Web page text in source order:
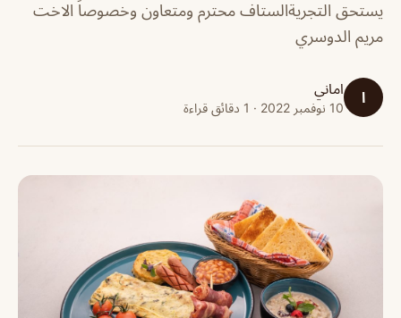
يستحق التجريةالستاف محترم ومتعاون وخصوصاً الاخت
مريم الدوسري
ا اماني
10 نوفمبر 2022 · 1 دقائق قراءة